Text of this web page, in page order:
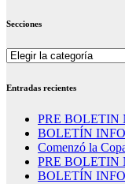
Secciones
Secciones
Entradas recientes
PRE BOLETIN
BOLETÍN
Comenzó la
PRE BOLETIN
BOLETÍN